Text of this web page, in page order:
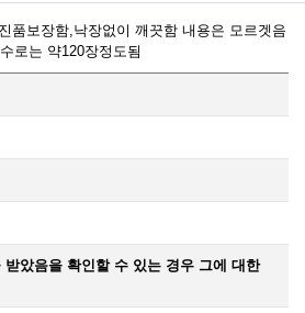
품보장함,낙장없이 깨끗함 내용은 모르겟음
로는 약120장정도됨
받았음을 확인할 수 있는 경우 그에 대한